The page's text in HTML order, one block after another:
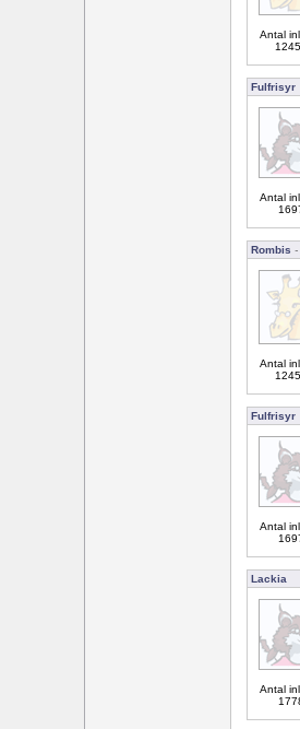
Antal
Fulfrisyr
Antal
Rombis -
Antal
Fulfrisyr
Antal
Lackia
Antal